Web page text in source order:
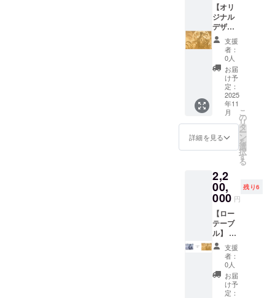
明） ・
数量：1
点 ・サ
イズ：
1500×1
000・
MDF5.5
ｍｍ
【オリ
ジナル
デザイ
ンレー
ザー彫
刻 】 月
夜見(ツ
クヨミ)
をデザ
インし
た MDF
レー
ザー彫
刻作品
を提供
しま
（商品
の説
明） ・
数量：1
点 ・サ
イズ：
約
1m×2m
サイ
ズ・
MDF5.5
ｍｍ
支援
者：
0人
お届
け予
定：
2025
年11
月
詳細を見る
こ
の
リ
タ
ー
ン
を
選
択
す
る
2,2
00,
000 円
残り6
【ロー
テーブ
ル】 雅
龍garo
がデザ
イン制
作した
ロー
テーブ
支援
者：
0人
お届
け予
定：